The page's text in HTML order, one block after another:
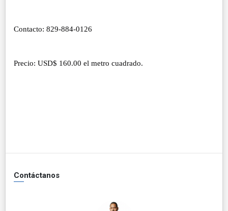
Contacto: 829-884-0126
Precio: USD$ 160.00 el metro cuadrado.
Contáctanos